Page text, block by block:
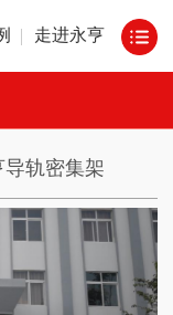
走进永亨
轨密集架